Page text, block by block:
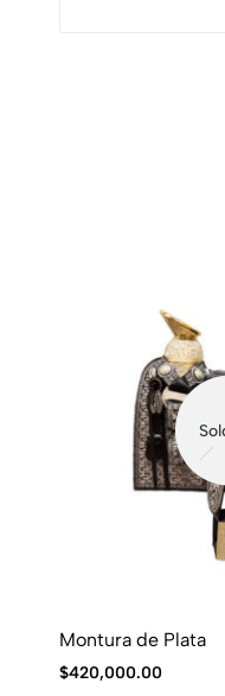
Montura de Plata
$420,000.00